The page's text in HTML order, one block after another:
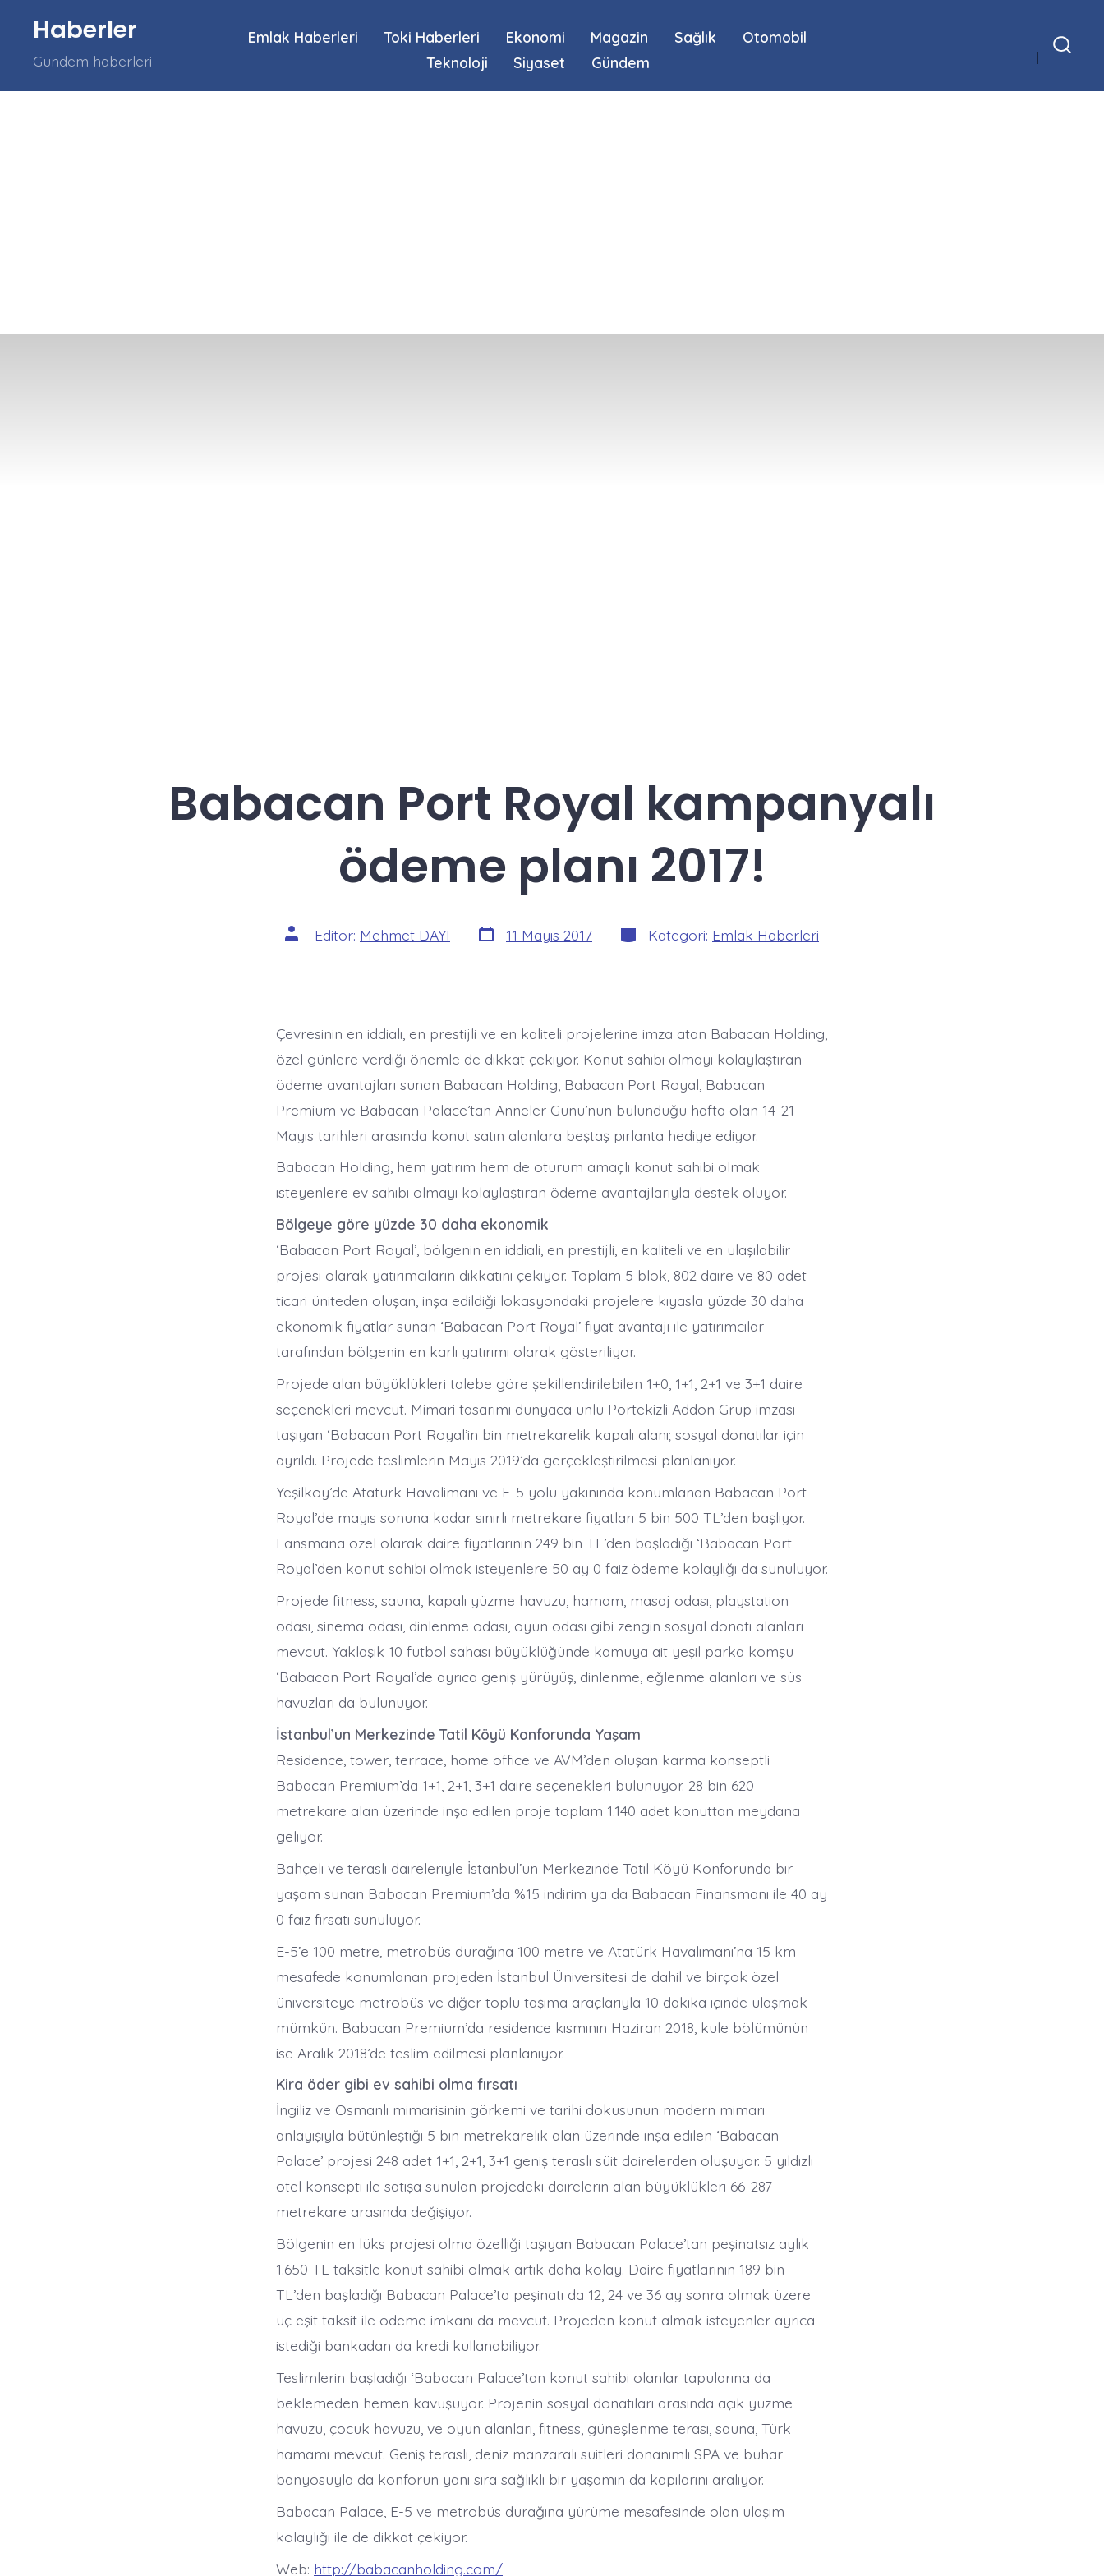
Arama
Göster/Gizle
Haberler
Gündem haberleri
Emlak Haberleri Toki Haberleri Ekonomi Magazin Sağlık
Otomobil
Teknoloji
Siyaset Gündem
Babacan Port Royal kampanyalı
ödeme planı 2017!
Yazının
yazarı
Editör: Mehmet DAYI Yazı
tarihi
11 Mayıs 2017 Kategoriler
Kategori: Emlak Haberleri
Çevresinin en iddialı, en prestijli ve en kaliteli projelerine imza atan Babacan Holding,
özel günlere verdiği önemle de dikkat çekiyor. Konut sahibi olmayı kolaylaştıran
ödeme avantajları sunan Babacan Holding, Babacan Port Royal, Babacan
Premium ve Babacan Palace’tan Anneler Günü’nün bulunduğu hafta olan 14-21
Mayıs tarihleri arasında konut satın alanlara beştaş pırlanta hediye ediyor.
Babacan Holding, hem yatırım hem de oturum amaçlı konut sahibi olmak
isteyenlere ev sahibi olmayı kolaylaştıran ödeme avantajlarıyla destek oluyor.
Bölgeye göre yüzde 30 daha ekonomik
‘Babacan Port Royal’, bölgenin en iddiali, en prestijli, en kaliteli ve en ulaşılabilir
projesi olarak yatırımcıların dikkatini çekiyor. Toplam 5 blok, 802 daire ve 80 adet
ticari üniteden oluşan, inşa edildiği lokasyondaki projelere kıyasla yüzde 30 daha
ekonomik fiyatlar sunan ‘Babacan Port Royal’ fiyat avantajı ile yatırımcılar
tarafından bölgenin en karlı yatırımı olarak gösteriliyor.
Projede alan büyüklükleri talebe göre şekillendirilebilen 1+0, 1+1, 2+1 ve 3+1 daire
seçenekleri mevcut. Mimari tasarımı dünyaca ünlü Portekizli Addon Grup imzası
taşıyan ‘Babacan Port Royal’in bin metrekarelik kapalı alanı; sosyal donatılar için
ayrıldı. Projede teslimlerin Mayıs 2019’da gerçekleştirilmesi planlanıyor.
Yeşilköy’de Atatürk Havalimanı ve E-5 yolu yakınında konumlanan Babacan Port
Royal’de mayıs sonuna kadar sınırlı metrekare fiyatları 5 bin 500 TL’den başlıyor.
Lansmana özel olarak daire fiyatlarının 249 bin TL’den başladığı ‘Babacan Port
Royal’den konut sahibi olmak isteyenlere 50 ay 0 faiz ödeme kolaylığı da sunuluyor.
Projede fitness, sauna, kapalı yüzme havuzu, hamam, masaj odası, playstation
odası, sinema odası, dinlenme odası, oyun odası gibi zengin sosyal donatı alanları
mevcut. Yaklaşık 10 futbol sahası büyüklüğünde kamuya ait yeşil parka komşu
‘Babacan Port Royal’de ayrıca geniş yürüyüş, dinlenme, eğlenme alanları ve süs
havuzları da bulunuyor.
İstanbul’un Merkezinde Tatil Köyü Konforunda Yaşam
Residence, tower, terrace, home office ve AVM’den oluşan karma konseptli
Babacan Premium’da 1+1, 2+1, 3+1 daire seçenekleri bulunuyor. 28 bin 620
metrekare alan üzerinde inşa edilen proje toplam 1.140 adet konuttan meydana
geliyor.
Bahçeli ve teraslı daireleriyle İstanbul’un Merkezinde Tatil Köyü Konforunda bir
yaşam sunan Babacan Premium’da %15 indirim ya da Babacan Finansmanı ile 40 ay
0 faiz fırsatı sunuluyor.
E-5’e 100 metre, metrobüs durağına 100 metre ve Atatürk Havalimanı’na 15 km
mesafede konumlanan projeden İstanbul Üniversitesi de dahil ve birçok özel
üniversiteye metrobüs ve diğer toplu taşıma araçlarıyla 10 dakika içinde ulaşmak
mümkün. Babacan Premium’da residence kısmının Haziran 2018, kule bölümünün
ise Aralık 2018’de teslim edilmesi planlanıyor.
Kira öder gibi ev sahibi olma fırsatı
İngiliz ve Osmanlı mimarisinin görkemi ve tarihi dokusunun modern mimarı
anlayışıyla bütünleştiği 5 bin metrekarelik alan üzerinde inşa edilen ‘Babacan
Palace’ projesi 248 adet 1+1, 2+1, 3+1 geniş teraslı süit dairelerden oluşuyor. 5 yıldızlı
otel konsepti ile satışa sunulan projedeki dairelerin alan büyüklükleri 66-287
metrekare arasında değişiyor.
Bölgenin en lüks projesi olma özelliği taşıyan Babacan Palace’tan peşinatsız aylık
1.650 TL taksitle konut sahibi olmak artık daha kolay. Daire fiyatlarının 189 bin
TL’den başladığı Babacan Palace’ta peşinatı da 12, 24 ve 36 ay sonra olmak üzere
üç eşit taksit ile ödeme imkanı da mevcut. Projeden konut almak isteyenler ayrıca
istediği bankadan da kredi kullanabiliyor.
Teslimlerin başladığı ‘Babacan Palace’tan konut sahibi olanlar tapularına da
beklemeden hemen kavuşuyor. Projenin sosyal donatıları arasında açık yüzme
havuzu, çocuk havuzu, ve oyun alanları, fitness, güneşlenme terası, sauna, Türk
hamamı mevcut. Geniş teraslı, deniz manzaralı suitleri donanımlı SPA ve buhar
banyosuyla da konforun yanı sıra sağlıklı bir yaşamın da kapılarını aralıyor.
Babacan Palace, E-5 ve metrobüs durağına yürüme mesafesinde olan ulaşım
kolaylığı ile de dikkat çekiyor.
Web: http://babacanholding.com/